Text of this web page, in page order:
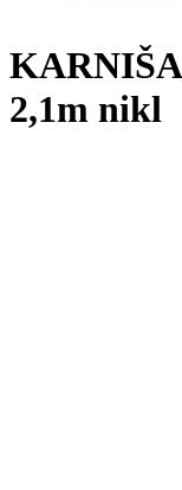
2,1m nikl